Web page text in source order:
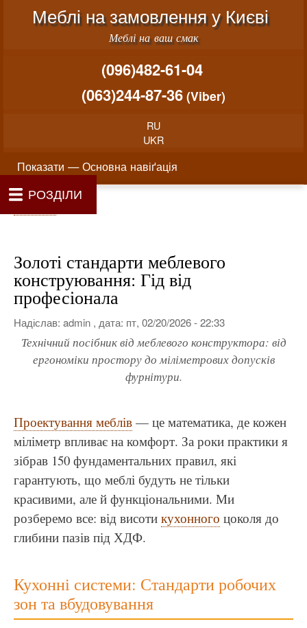
Перейти до основного
Меню облікового запису користувача
Меблі на замовлення у Києві
Меблі на ваш смак
(096)482-61-04
(063)244-87-36 (Viber)
RU
UKR
Основна навіґація
Показати — Основна навіґація
Як проводиться замовлення меблів
Вартість виготовлення меблів
Рядок навіґації
Головна
Золоті стандарти меблевого
конструювання: Гід від
професіонала
Надіслав: admin , дата: пт, 02/20/2026 - 22:33
Технічний посібник від меблевого конструктора: від
ергономіки простору до міліметрових допусків
фурнітури.
Проектування меблів — це математика, де кожен
міліметр впливає на комфорт. За роки практики я
зібрав 150 фундаментальних правил, які
гарантують, що меблі будуть не тільки
красивими, але й функціональними. Ми
розберемо все: від висоти кухонного цоколя до
глибини пазів під ХДФ.
Кухонні системи: Стандарти робочих
зон та вбудовування
РОЗДІЛИ